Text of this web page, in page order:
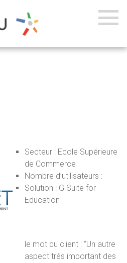
Secteur : Ecole Supérieure
de Commerce
Nombre d’utilisateurs :
Solution : G Suite for
Education
le mot du client : “Un autre
aspect très important des